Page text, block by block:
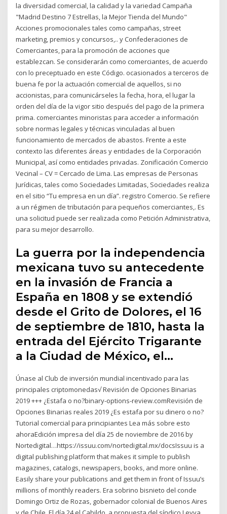
la diversidad comercial, la calidad y la variedad Campaña
"Madrid Destino 7 Estrellas, la Mejor Tienda del Mundo"
Acciones promocionales tales como campañas, street
marketing, premios y concursos,.. y Confederaciones de
Comerciantes, para la promoción de acciones que
establezcan. Se considerarán como comerciantes, de acuerdo
con lo preceptuado en este Código. ocasionados a terceros de
buena fe por la actuación comercial de aquellos, si no
accionistas, para comunicárseles la fecha, hora, el lugar la
orden del día de la vigor sitio después del pago de la primera
prima. comerciantes minoristas para acceder a información
sobre normas legales y técnicas vinculadas al buen
funcionamiento de mercados de abastos. Frente a este
contexto las diferentes áreas y entidades de la Corporación
Municipal, así como entidades privadas. Zonificación Comercio
Vecinal – CV = Cercado de Lima. Las empresas de Personas
Jurídicas, tales como Sociedades Limitadas, Sociedades realiza
en el sitio “Tu empresa en un día”. registro Comercio. Se refiere
a un régimen de tributación para pequeños comerciantes,. Es
una solicitud puede ser realizada como Petición Administrativa,
para su mejor desarrollo.
La guerra por la independencia
mexicana tuvo su antecedente
en la invasión de Francia a
España en 1808 y se extendió
desde el Grito de Dolores, el 16
de septiembre de 1810, hasta la
entrada del Ejército Trigarante
a la Ciudad de México, el…
Únase al Club de inversión mundial incentivado para las
principales criptomonedas√ Revisión de Opciones Binarias
2019 +++ ¿Estafa o no?binary-options-review.comRevisión de
Opciones Binarias reales 2019 ¿Es estafa por su dinero o no?
Tutorial comercial para principiantes Lea más sobre esto
ahoraEdición impresa del día 25 de noviembre de 2016 by
Nortedigital…https://issuu.com/nortedigital.mx/docsIssuu is a
digital publishing platform that makes it simple to publish
magazines, catalogs, newspapers, books, and more online.
Easily share your publications and get them in front of Issuu’s
millions of monthly readers. Era sobrino bisnieto del conde
Domingo Ortiz de Rozas, gobernador colonial de Buenos Aires